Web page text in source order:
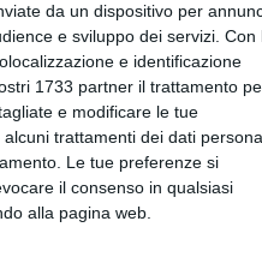
da un dispositivo per
e sviluppo dei servizi. Con
e identificazione
1733 partner il trattamento
e modificare le tue
trattamenti dei dati
Le tue preferenze si
il consenso in qualsiasi
alla pagina web.
e
si
da
di